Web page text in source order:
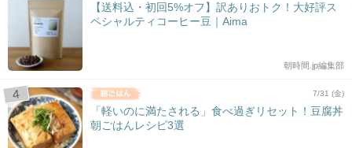
【送料込・初回5%オフ】訳ありおトク！大好評ス
ペシャルティコーヒー豆｜Aima
朝時間.jp編集部
7/31 (金)
「軽いのに満たされる」食べ過ぎリセット！豆腐丼
朝ごはんレシピ3選